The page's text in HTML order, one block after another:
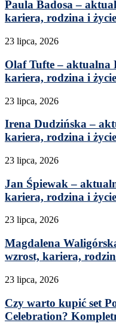
Paula Badosa –
kariera, rodzina i
23 lipca, 2026
Olaf Tufte – aktualna
kariera, rodzina i
23 lipca, 2026
Irena Dudzińska –
kariera, rodzina i
23 lipca, 2026
Jan Śpiewak –
kariera, rodzina i
23 lipca, 2026
Magdalena
wzrost, kariera,
23 lipca, 2026
Czy warto kupić set
Celebration?